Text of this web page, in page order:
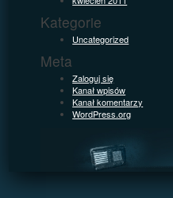
Kategorie
Uncategorized
Meta
Zaloguj się
Kanał wpisów
Kanał komentarzy
WordPress.org